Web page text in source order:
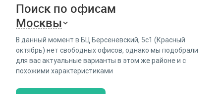
Поиск по офисам
Москвы
В данный момент в БЦ Берсеневский, 5с1 (Красный
октябрь) нет свободных офисов, однако мы подобрали
для вас актуальные варианты в этом же районе и с
похожими характеристиками